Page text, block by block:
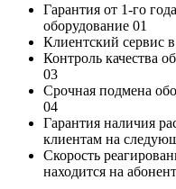
Гарантия от 1-го года
оборудование 01
Клиентский сервис
Контроль качества
03
Срочная подмена
04
Гарантия наличия
клиентам на
Скорость
находится на